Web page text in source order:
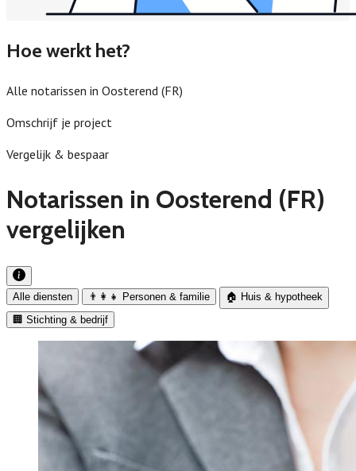
Hoe werkt het?
Alle notarissen in Oosterend (FR)
Omschrijf je project
Vergelijk & bespaar
Notarissen in Oosterend (FR)
vergelijken
Alle diensten 👨‍👩‍👧 Personen & familie
🏠 Huis & hypotheek
🏢 Stichting & bedrijf